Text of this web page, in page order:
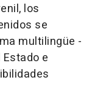
los
se
multilingüe -
e